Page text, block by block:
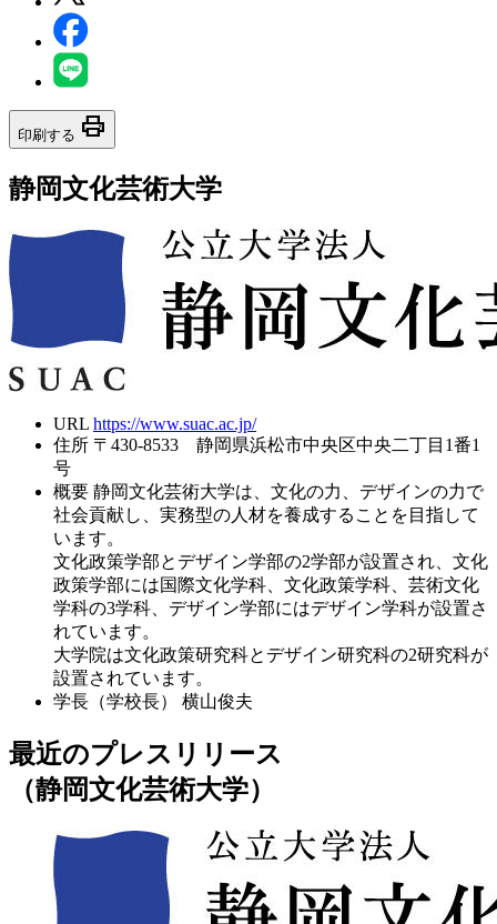
印刷する print
静岡文化芸術大学
URL https://www.suac.ac.jp/
住所 〒430-8533 静岡県浜松市中央区中央二丁目1番1
号
概要 静岡文化芸術大学は、文化の力、デザインの力で
社会貢献し、実務型の人材を養成することを目指して
います。
文化政策学部とデザイン学部の2学部が設置され、文化
政策学部には国際文化学科、文化政策学科、芸術文化
学科の3学科、デザイン学部にはデザイン学科が設置さ
れています。
大学院は文化政策研究科とデザイン研究科の2研究科が
設置されています。
学長（学校長）
横山俊夫
最近のプレスリリース
（静岡文化芸術大学）